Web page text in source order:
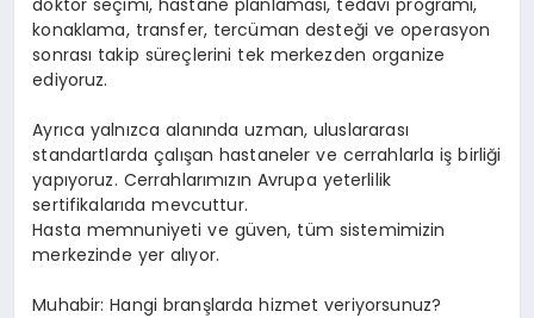
konaklama, transfer, tercüman desteği ve operasyon
sonrası takip süreçlerini tek merkezden organize
ediyoruz.
Ayrıca yalnızca alanında uzman, uluslararası
standartlarda çalışan hastaneler ve cerrahlarla iş birliği
yapıyoruz. Cerrahlarımızın Avrupa yeterlilik
sertifikalarıda mevcuttur.
Hasta memnuniyeti ve güven, tüm sistemimizin
merkezinde yer alıyor.
Muhabir: Hangi branşlarda hizmet veriyorsunuz?